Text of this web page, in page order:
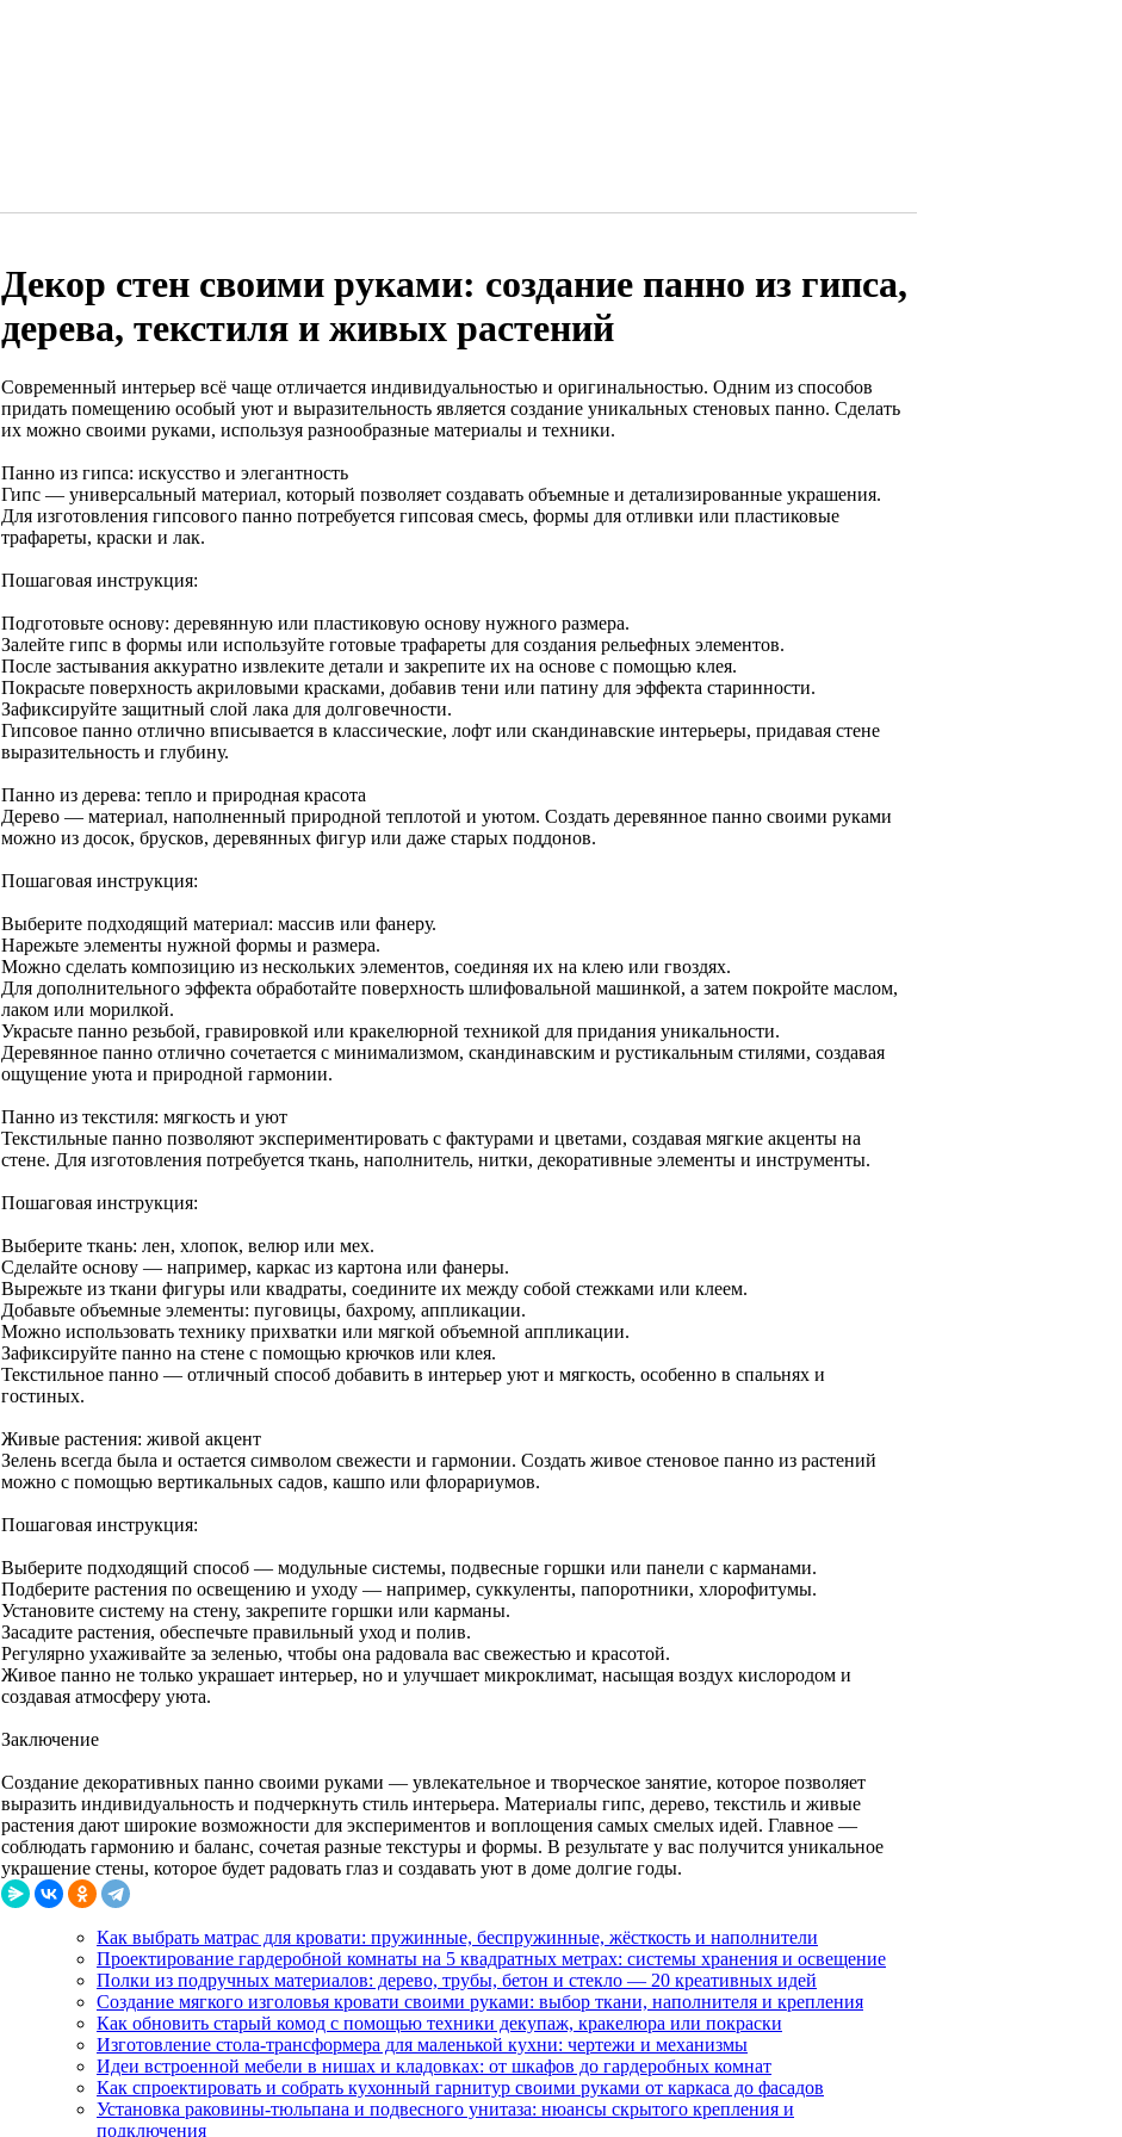
Декор стен своими руками: создание панно из гипса,
дерева, текстиля и живых растений
Современный интерьер всё чаще отличается индивидуальностью и оригинальностью. Одним из способов
придать помещению особый уют и выразительность является создание уникальных стеновых панно. Сделать
их можно своими руками, используя разнообразные материалы и техники.
Панно из гипса: искусство и элегантность
Гипс — универсальный материал, который позволяет создавать объемные и детализированные украшения.
Для изготовления гипсового панно потребуется гипсовая смесь, формы для отливки или пластиковые
трафареты, краски и лак.
Пошаговая инструкция:
Подготовьте основу: деревянную или пластиковую основу нужного размера.
Залейте гипс в формы или используйте готовые трафареты для создания рельефных элементов.
После застывания аккуратно извлеките детали и закрепите их на основе с помощью клея.
Покрасьте поверхность акриловыми красками, добавив тени или патину для эффекта старинности.
Зафиксируйте защитный слой лака для долговечности.
Гипсовое панно отлично вписывается в классические, лофт или скандинавские интерьеры, придавая стене
выразительность и глубину.
Панно из дерева: тепло и природная красота
Дерево — материал, наполненный природной теплотой и уютом. Создать деревянное панно своими руками
можно из досок, брусков, деревянных фигур или даже старых поддонов.
Пошаговая инструкция:
Выберите подходящий материал: массив или фанеру.
Нарежьте элементы нужной формы и размера.
Можно сделать композицию из нескольких элементов, соединяя их на клею или гвоздях.
Для дополнительного эффекта обработайте поверхность шлифовальной машинкой, а затем покройте маслом,
лаком или морилкой.
Украсьте панно резьбой, гравировкой или кракелюрной техникой для придания уникальности.
Деревянное панно отлично сочетается с минимализмом, скандинавским и рустикальным стилями, создавая
ощущение уюта и природной гармонии.
Панно из текстиля: мягкость и уют
Текстильные панно позволяют экспериментировать с фактурами и цветами, создавая мягкие акценты на
стене. Для изготовления потребуется ткань, наполнитель, нитки, декоративные элементы и инструменты.
Пошаговая инструкция:
Выберите ткань: лен, хлопок, велюр или мех.
Сделайте основу — например, каркас из картона или фанеры.
Вырежьте из ткани фигуры или квадраты, соедините их между собой стежками или клеем.
Добавьте объемные элементы: пуговицы, бахрому, аппликации.
Можно использовать технику прихватки или мягкой объемной аппликации.
Зафиксируйте панно на стене с помощью крючков или клея.
Текстильное панно — отличный способ добавить в интерьер уют и мягкость, особенно в спальнях и
гостиных.
Живые растения: живой акцент
Зелень всегда была и остается символом свежести и гармонии. Создать живое стеновое панно из растений
можно с помощью вертикальных садов, кашпо или флорариумов.
Пошаговая инструкция:
Выберите подходящий способ — модульные системы, подвесные горшки или панели с карманами.
Подберите растения по освещению и уходу — например, суккуленты, папоротники, хлорофитумы.
Установите систему на стену, закрепите горшки или карманы.
Засадите растения, обеспечьте правильный уход и полив.
Регулярно ухаживайте за зеленью, чтобы она радовала вас свежестью и красотой.
Живое панно не только украшает интерьер, но и улучшает микроклимат, насыщая воздух кислородом и
создавая атмосферу уюта.
Заключение
Создание декоративных панно своими руками — увлекательное и творческое занятие, которое позволяет
выразить индивидуальность и подчеркнуть стиль интерьера. Материалы гипс, дерево, текстиль и живые
растения дают широкие возможности для экспериментов и воплощения самых смелых идей. Главное —
соблюдать гармонию и баланс, сочетая разные текстуры и формы. В результате у вас получится уникальное
украшение стены, которое будет радовать глаз и создавать уют в доме долгие годы.
Как выбрать матрас для кровати: пружинные, беспружинные, жёсткость и наполнители
Проектирование гардеробной комнаты на 5 квадратных метрах: системы хранения и освещение
Полки из подручных материалов: дерево, трубы, бетон и стекло — 20 креативных идей
Создание мягкого изголовья кровати своими руками: выбор ткани, наполнителя и крепления
Как обновить старый комод с помощью техники декупаж, кракелюра или покраски
Изготовление стола-трансформера для маленькой кухни: чертежи и механизмы
Идеи встроенной мебели в нишах и кладовках: от шкафов до гардеробных комнат
Как спроектировать и собрать кухонный гарнитур своими руками от каркаса до фасадов
Установка раковины-тюльпана и подвесного унитаза: нюансы скрытого крепления и
подключения